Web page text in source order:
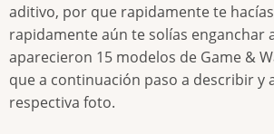
aditivo, por que rapidamente te
rapidamente aún te solías enganchar
aparecieron 15 modelos de Game &
que a continuación paso a describir y
respectiva foto.